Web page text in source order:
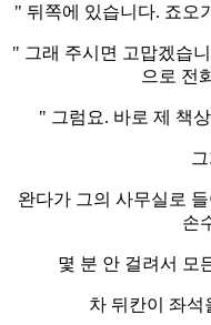
" 뒤쪽에 있습니다. 죠오
" 그래 주시면 고맙겠습
으로 전
" 그럼요. 바로 제 책
완다가 그의 사무실로
손
몇 분 안 걸려서 모
차 뒤칸이 좌석